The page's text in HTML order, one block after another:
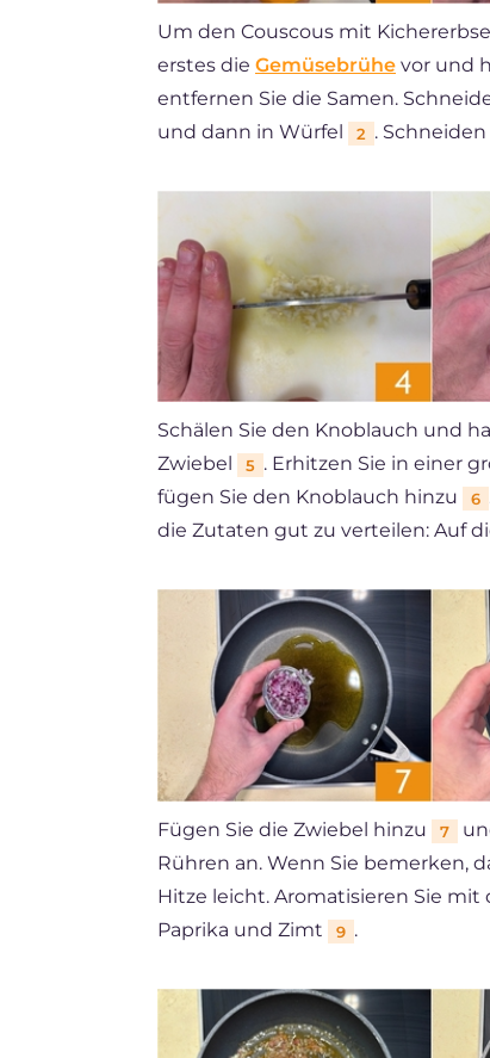
Um den Couscous mit
erstes die Gemüsebrühe vor und
entfernen Sie die Samen.
und dann in Würfel 2 .
Schälen Sie den Knoblauch und
Zwiebel
5 . Erhitzen Sie in einer
fügen Sie den Knoblauch hinzu
6
die Zutaten gut zu verteilen: Auf
Fügen Sie die Zwiebel hinzu 7
Rühren an. Wenn Sie bemerken,
Hitze leicht. Aromatisieren Sie mit
Paprika und Zimt
9 .